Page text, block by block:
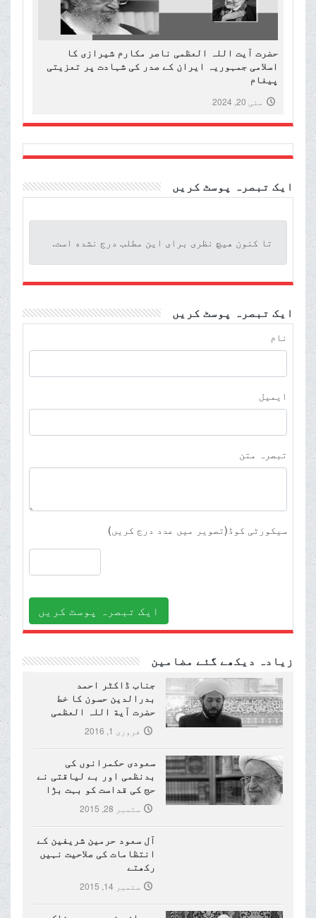
حضرت آیت اللہ العظمی ناصر مکارم شیرازی کا
اسلامی جمہوریہ ایران کے صدر کی شہادت پر تعزیتی
پیغام
مئی 20, 2024
ایک تبصرہ پوسٹ کریں
تا کنون هیچ نظری برای این مطلب درج نشده است.
ایک تبصرہ پوسٹ کریں
نام
ایمیل
تبصرہ متن
سیکورٹی کوڈ(تصویر میں عدد درج کریں)
ایک تبصرہ پوسٹ کریں
زیادہ دیکھے گئے مضامین
جناب ڈاکٹر احمد
بدرالدین حسون کا خط
حضرت آیة اللہ العظمی
مکارم شیرازی (دام ظلہ)
کے نام
فروری 1, 2016
سعودی حکمرانوں کی
بدنظمی اور بے لیاقتی نے
حج کی قداست کو بہت بڑا
نقصان پہنچایا ہے
ستمبر 28, 2015
آل سعود حرمین شریفین کے
انتظامات کی صلاحیت نہیں
رکھتے
ستمبر 14, 2015